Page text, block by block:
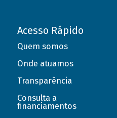
Acesso Rápido
Quem somos
Onde atuamos
Transparência
Consulta a
financiamentos